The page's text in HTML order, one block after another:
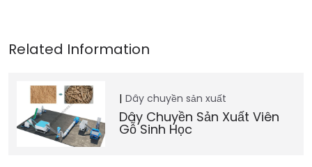
Dây chuyền sản xuất
Dây Chuyền Sản Xuất Viên
Gỗ Sinh Học